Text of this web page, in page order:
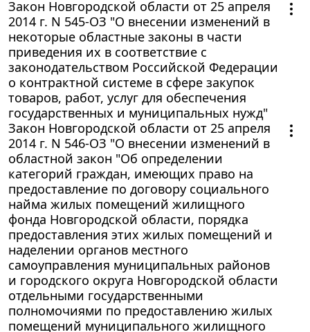
Закон Новгородской области от 25 апреля
2014 г. N 545-ОЗ "О внесении изменений в
некоторые областные законы в части
приведения их в соответствие с
законодательством Российской Федерации
о контрактной системе в сфере закупок
товаров, работ, услуг для обеспечения
государственных и муниципальных нужд"
Закон Новгородской области от 25 апреля
2014 г. N 546-ОЗ "О внесении изменений в
областной закон "Об определении
категорий граждан, имеющих право на
предоставление по договору социального
найма жилых помещений жилищного
фонда Новгородской области, порядка
предоставления этих жилых помещений и
наделении органов местного
самоуправления муниципальных районов
и городского округа Новгородской области
отдельными государственными
полномочиями по предоставлению жилых
помещений муниципального жилищного